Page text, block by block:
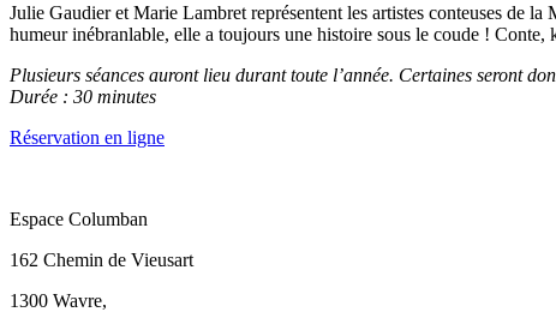
Julie Gaudier et Marie Lambret représentent les artistes conteuses de
humeur inébranlable, elle a toujours une histoire sous le coude !
Plusieurs séances auront lieu durant toute l’année. Certaines seront
Durée : 30 minutes
Réservation en ligne
Espace Columban
162 Chemin de Vieusart
1300 Wavre,